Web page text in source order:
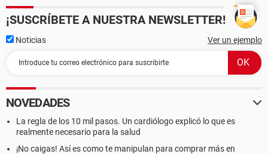
¡SUSCRÍBETE A NUESTRA NEWSLETTER!
Noticias Ver un ejemplo
NOVEDADES
La regla de los 10 mil pasos. Un cardiólogo explicó lo que es
realmente necesario para la salud
¡No caigas! Así es como te manipulan para comprar más en